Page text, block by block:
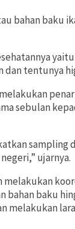
bahan baku
tentunya
sebulan
sampling
ujarnya.
melakukan
bahan baku
melakukan